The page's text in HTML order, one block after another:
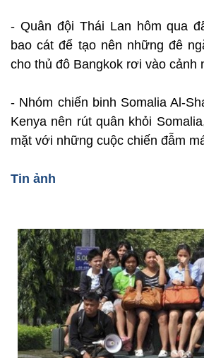
- Quân đội Thái Lan hôm qua
bao cát để tạo nên những đê
cho thủ đô Bangkok rơi vào cảnh
- Nhóm chiến binh Somalia Al-
Kenya nên rút quân khỏi
mặt với những cuộc chiến đẫm
Tin ảnh